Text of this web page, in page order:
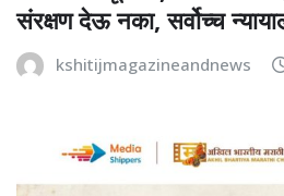
संरक्षण देऊ नका, सर्वोच्च
kshitijmagazineandnews